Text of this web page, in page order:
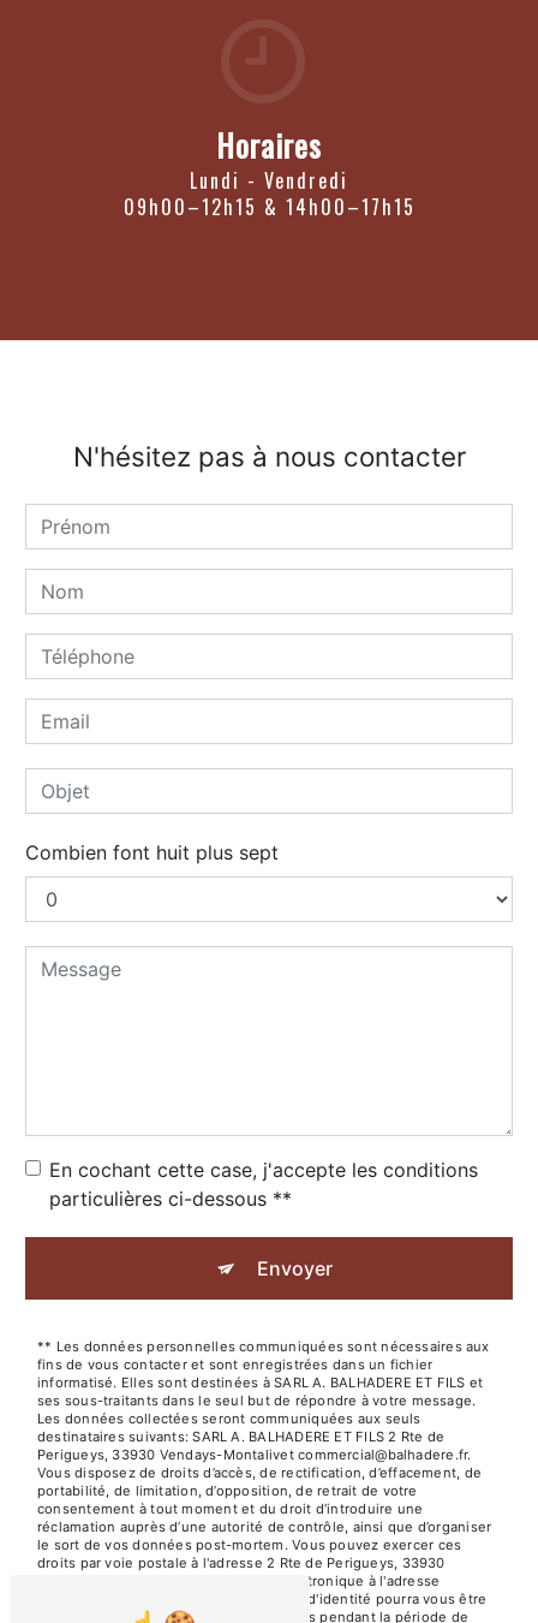
Horaires
Lundi - Vendredi
09h00–12h15 & 14h00–17h15
N'hésitez pas à nous contacter
Combien font huit plus sept
En cochant cette case, j'accepte les conditions
particulières ci-dessous **
Envoyer
** Les données personnelles communiquées sont nécessaires aux
fins de vous contacter et sont enregistrées dans un fichier
informatisé. Elles sont destinées à SARL A. BALHADERE ET FILS et
ses sous-traitants dans le seul but de répondre à votre message.
Les données collectées seront communiquées aux seuls
destinataires suivants: SARL A. BALHADERE ET FILS 2 Rte de
Perigueys, 33930 Vendays-Montalivet commercial@balhadere.fr.
Vous disposez de droits d’accès, de rectification, d’effacement, de
portabilité, de limitation, d’opposition, de retrait de votre
consentement à tout moment et du droit d’introduire une
réclamation auprès d’une autorité de contrôle, ainsi que d’organiser
le sort de vos données post-mortem. Vous pouvez exercer ces
droits par voie postale à l'adresse 2 Rte de Perigueys, 33930
Vendays-Montalivet ou par courrier électronique à l'adresse
commercial@balhadere.fr. Un justificatif d'identité pourra vous être
demandé. Nous conservons vos données pendant la période de